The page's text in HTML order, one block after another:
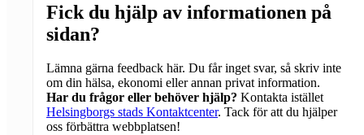
Fick du hjälp av informationen på
sidan?
Lämna gärna feedback här. Du får inget svar, så skriv inte
om din hälsa, ekonomi eller annan privat information.
Har du frågor eller behöver hjälp? Kontakta istället
Helsingborgs stads Kontaktcenter. Tack för att du hjälper
oss förbättra webbplatsen!